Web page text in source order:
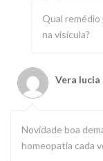
Qual remédio
na visícula?
Vera lucia
Novidade boa
homeopatia cada